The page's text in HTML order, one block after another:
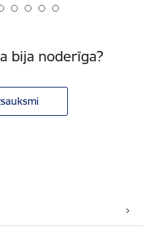
bija noderīga?